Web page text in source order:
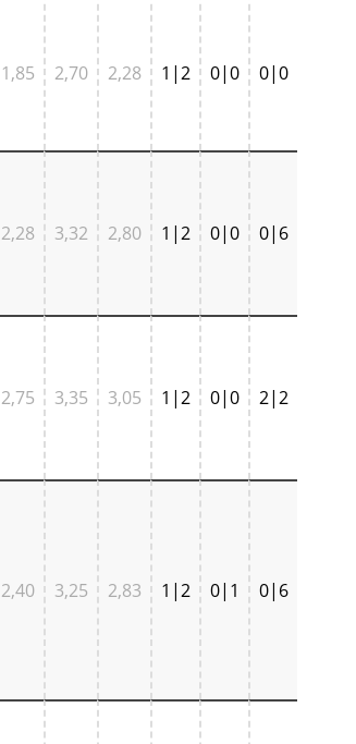
1,85 2,70 2,28 1|2 0|0 0|0
2,28 3,32 2,80 1|2 0|0 0|6
2,75 3,35 3,05 1|2 0|0 2|2
2,40 3,25 2,83 1|2 0|1 0|6